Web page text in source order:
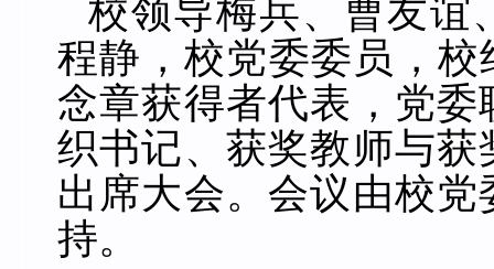
校领导梅兵、曹友谊
程静，校党委委员，校
念章获得者代表，党
织书记、获奖教师与
出席大会。会议由校
持。